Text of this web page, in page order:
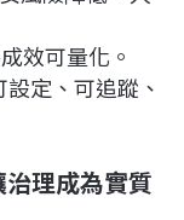
效可量化。
定、可追蹤、
理成為實質